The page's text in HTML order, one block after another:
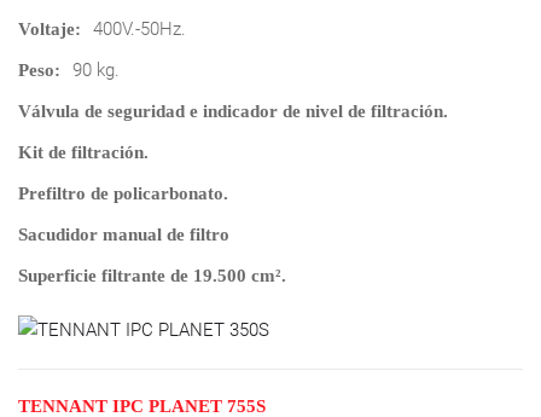
Voltaje: 400V.-50Hz.
Peso: 90 kg.
Válvula de seguridad e indicador de nivel de filtración.
Kit de filtración.
Prefiltro de policarbonato.
Sacudidor manual de filtro
Superficie filtrante de 19.500 cm².
TENNANT IPC PLANET 755S